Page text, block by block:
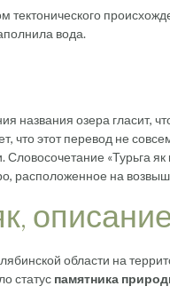
тектонического
вода.
названия озера гласит,
что этот перевод не
«Турьга
расположенное на
области на
статус памятника